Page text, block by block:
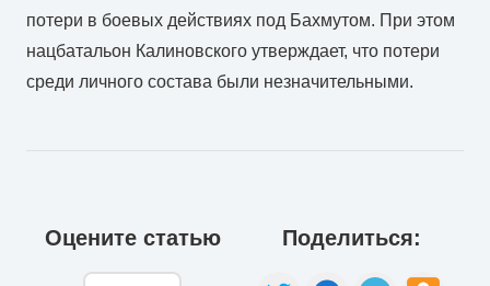
потери в боевых действиях под Бахмутом. При этом
нацбатальон Калиновского утверждает, что потери
среди личного состава были незначительными.
Оцените статью Поделиться: